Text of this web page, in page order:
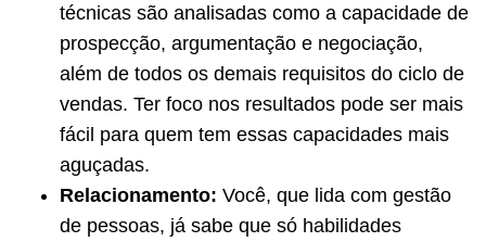
técnicas são analisadas como a capacidade de
prospecção, argumentação e negociação,
além de todos os demais requisitos do ciclo de
vendas. Ter foco nos resultados pode ser mais
fácil para quem tem essas capacidades mais
aguçadas.
Relacionamento: Você, que lida com gestão
de pessoas, já sabe que só habilidades